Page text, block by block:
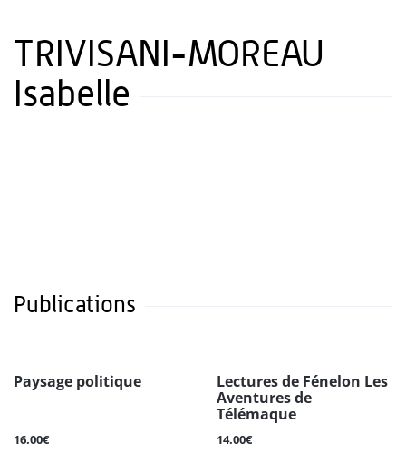
TRIVISANI-MOREAU
Isabelle
Publications
Paysage politique
16.00€
Lectures de Fénelon Les
Aventures de
Télémaque
14.00€